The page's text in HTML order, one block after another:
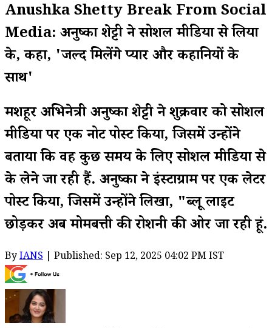
Anushka Shetty Break From Social
Media: अनुष्का शेट्टी ने सोशल मीडिया से लिया
ब्रेक, कहा, 'जल्द मिलेंगे प्यार और कहानियों के
साथ'
मशहूर अभिनेत्री अनुष्का शेट्टी ने शुक्रवार को सोशल
मीडिया पर एक नोट पोस्ट किया, जिसमें उन्होंने
बताया कि वह कुछ समय के लिए सोशल मीडिया से
ब्रेक लेने जा रही हैं. अनुष्का ने इंस्टाग्राम पर एक लेटर
पोस्ट किया, जिसमें उन्होंने लिखा, "ब्लू लाइट
छोड़कर अब मोमबत्ती की रोशनी की ओर जा रही हूं.
ByIANS | Published: Sep 12, 2025 04:02 PM IST